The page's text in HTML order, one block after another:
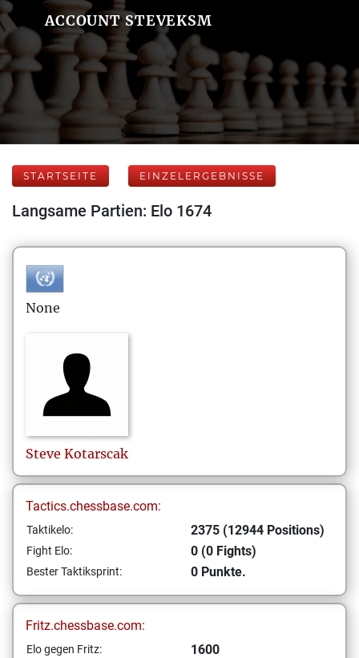
ACCOUNT STEVEKSM
STARTSEITE EINZELERGEBNISSE
Langsame Partien: Elo 1674
None
Steve Kotarscak
Tactics.chessbase.com:
Taktikelo: 2375 (12944 Positions)
Fight Elo: 0 (0 Fights)
Bester Taktiksprint: 0 Punkte.
Fritz.chessbase.com:
Elo gegen Fritz: 1600